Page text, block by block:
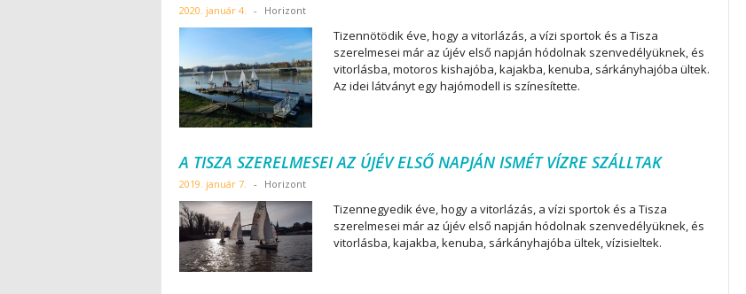
2020. január 4. - Horizont
Tizennötödik éve, hogy a vitorlázás, a vízi sportok és a Tisza
szerelmesei már az újév első napján hódolnak szenvedélyüknek, és
vitorlásba, motoros kishajóba, kajakba, kenuba, sárkányhajóba ültek.
Az idei látványt egy hajómodell is színesítette.
A TISZA SZERELMESEI AZ ÚJÉV ELSŐ NAPJÁN ISMÉT VÍZRE SZÁLLTAK
2019. január 7. - Horizont
Tizennegyedik éve, hogy a vitorlázás, a vízi sportok és a Tisza
szerelmesei már az újév első napján hódolnak szenvedélyüknek, és
vitorlásba, kajakba, kenuba, sárkányhajóba ültek, vízisieltek.